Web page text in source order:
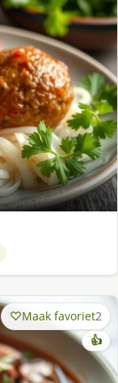
Maak favoriet2
👍